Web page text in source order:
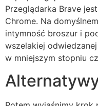
Przeglądarka Brave
Chrome. Na
intymność broszur i
wszelakiej
w mniejszym stopniu